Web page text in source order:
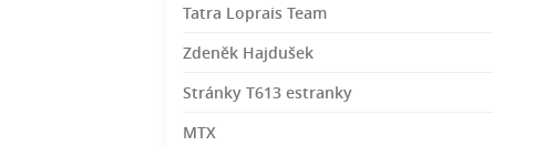
Tatra Loprais Team
Zdeněk Hajdušek
Stránky T613 estranky
MTX